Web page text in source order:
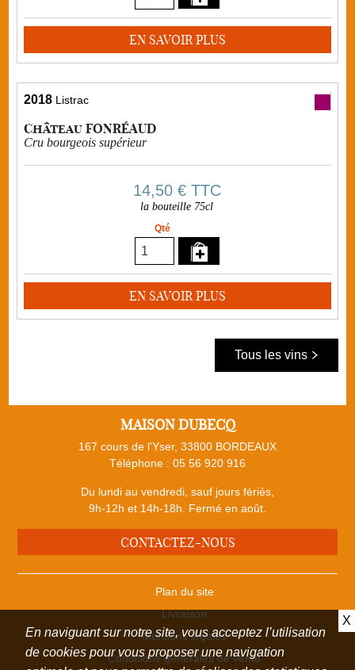
X
En naviguant sur notre site, vous acceptez l’utilisation
de cookies pour vous proposer une navigation
EN SAVOIR PLUS
2018 Listrac
Château FONRÉAUD
Cru bourgeois supérieur
14,50 €TTC
la bouteille 75cl
Qté
EN SAVOIR PLUS
Tous les vins
MAISON DUBECQ
167 cours de l'Yser, 33800 BORDEAUX
Téléphone : 05 56 920 916
Du lundi au vendredi, sauf jours fériés,
9h-12h et 14h-18h. Fermé en août.
CONTACTEZ-NOUS
Plan du site
Livraison
Mentions légales
Conditions générales de vente